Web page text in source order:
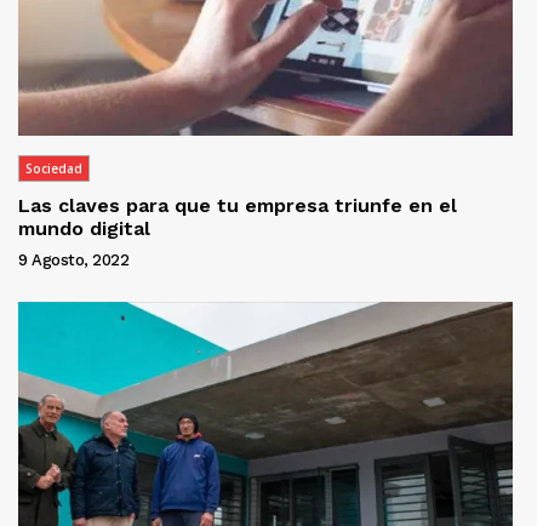
Sociedad
Las claves para que tu empresa triunfe en el
mundo digital
9 Agosto, 2022